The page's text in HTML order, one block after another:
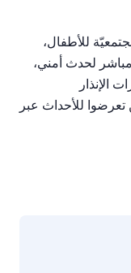
للأطفال،
مباشر لحدث أمني،
الإنذار
تعرضوا للأحداث عبر